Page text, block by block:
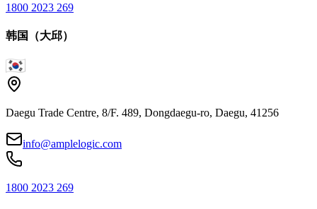
1800 2023 269
韩国（大邱）
Daegu Trade Centre, 8/F. 489, Dongdaegu-ro, Daegu, 41256
info@amplelogic.com
1800 2023 269